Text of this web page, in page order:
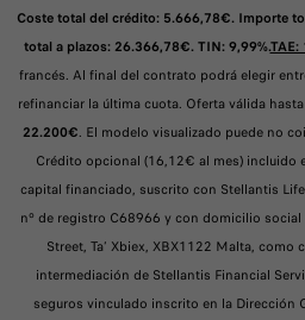
Coste total del crédito: 5.666,78€. Importe
total a plazos: 26.366,78€. TIN: 9,99%.TAE:
francés. Al final del contrato podrá elegir
refinanciar la última cuota. Oferta válida
22.200€. El modelo visualizado puede no
Crédito opcional (16,12€ al mes) incluido
capital financiado, suscrito con Stellantis
nº de registro C68966 y con domicilio
Street, Ta’ Xbiex, XBX1122 Malta,
intermediación de Stellantis Financial
seguros vinculado inscrito en la Dirección